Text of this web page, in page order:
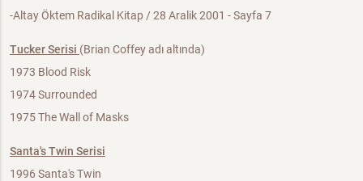
-Altay Öktem Radikal Kitap / 28 Aralik 2001 - Sayfa 7
Tucker Serisi (Brian Coffey adı altında)
1973 Blood Risk
1974 Surrounded
1975 The Wall of Masks
Santa's Twin Serisi
1996 Santa's Twin